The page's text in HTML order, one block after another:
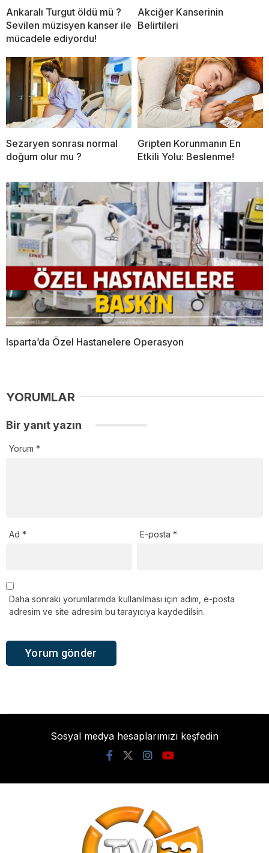
Ankaralı Turgut öldü mü ?
Sevilen müzisyen kanser ile
mücadele ediyordu!
Akciğer Kanserinin
Belirtileri
Sezaryen sonrası normal
doğum olur mu ?
Gripten Korunmanın En
Etkili Yolu: Beslenme!
Isparta’da Özel Hastanelere Operasyon
YORUMLAR
Bir yanıt yazın
Yorum *
Ad * E-posta*
Daha sonraki yorumlarımda kullanılması için adım, e-posta
adresim ve site adresim bu tarayıcıya kaydedilsin.
Sosyal medya hesaplarımızı keşfedin